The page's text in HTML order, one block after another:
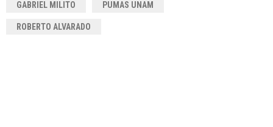
GABRIEL MILITO PUMAS UNAM
ROBERTO ALVARADO